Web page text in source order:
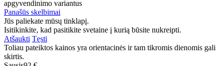
apgyvendinimo variantus
Panašūs skelbimai
Jūs paliekate mūsų tinklapį.
Isitikinkite, kad pasitikite svetaine į kurią būsite nukreipti.
Atšaukti Tęsti
Toliau pateiktos kainos yra orientacinės ir tam tikromis dienomis gali
skirtis.